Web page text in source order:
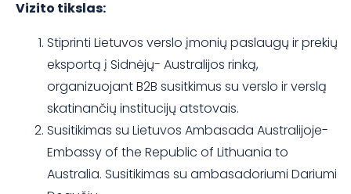
Vizito tikslas:
Stiprinti Lietuvos verslo įmonių paslaugų ir prekių
eksportą į Sidnėjų- Australijos rinką,
organizuojant B2B susitkimus su verslo ir verslą
skatinančių institucijų atstovais.
Susitikimas su Lietuvos Ambasada Australijoje-
Embassy of the Republic of Lithuania to
Australia. Susitikimas su ambasadoriumi Dariumi